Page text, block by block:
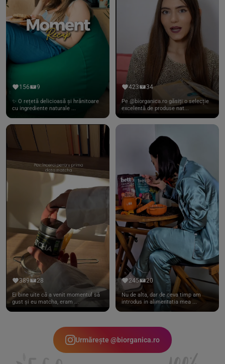
156 9
✨ O rețetă delicioasă și hrănitoare
cu ingrediente naturale ...
423 34
Pe @biorganica.ro găsiți o selecție
excelentă de produse nat...
389 28
Ei bine uite că a venit momentul să
gust și eu matcha, eram ...
245 20
Nu de alta, dar de ceva timp am
introdus in alimentatia mea ...
Urmărește @biorganica.ro